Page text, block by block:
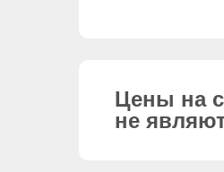
Цены на
не